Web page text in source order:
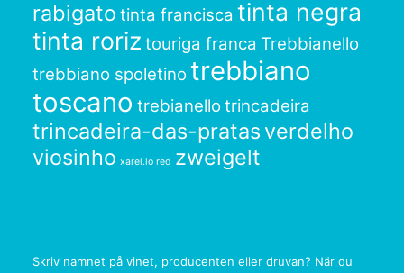
rabigato tinta francisca tinta negra
tinta roriz touriga franca Trebbianello
trebbiano spoletino trebbiano
toscano trebianellotrincadeira
trincadeira-das-pratas verdelho
viosinho xarel.lo red zweigelt
Skriv namnet på vinet, producenten eller druvan? När du